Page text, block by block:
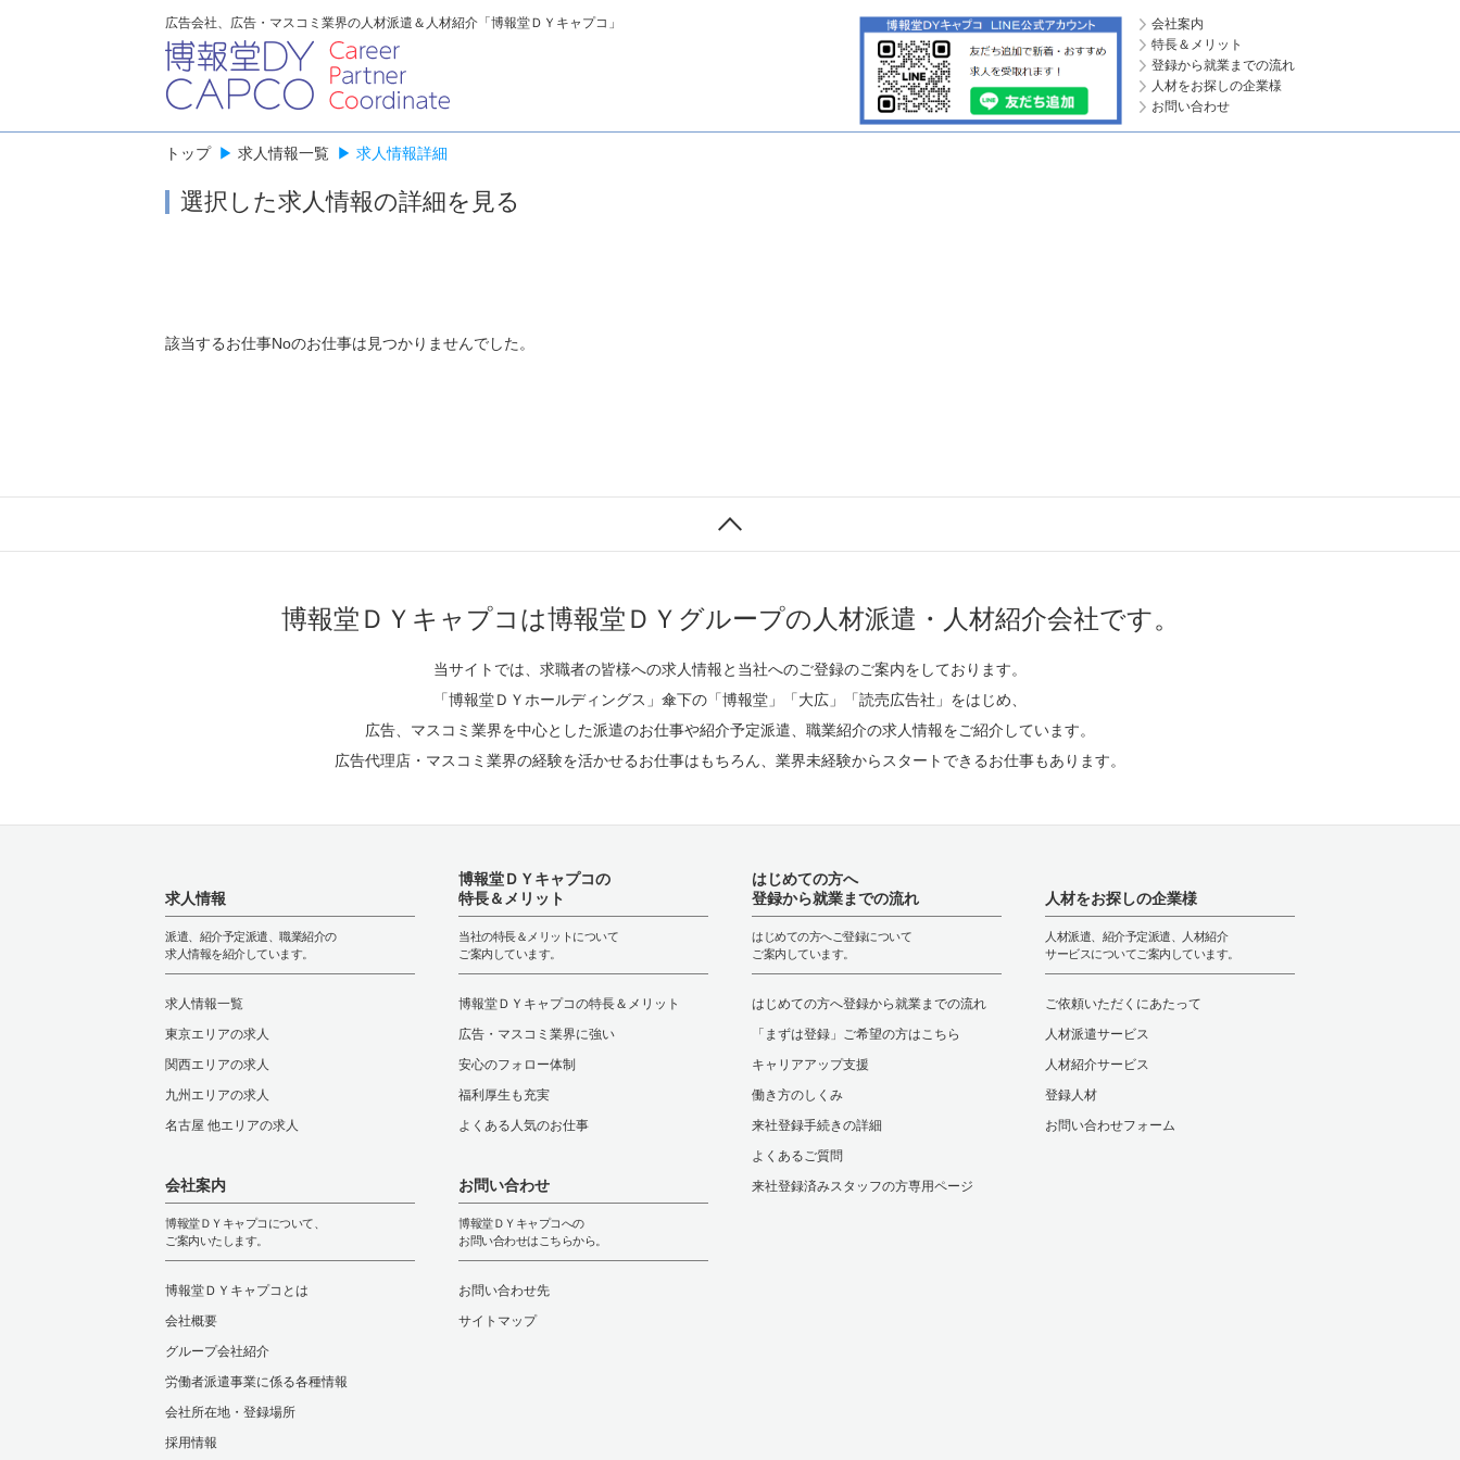
広告会社、広告・マスコミ業界の人材派遣＆人材紹介「博報堂ＤＹキャプコ」
会社案内
特長＆メリット
登録から就業までの流れ
人材をお探しの企業様
お問い合わせ
トップ ▶ 求人情報一覧 ▶ 求人情報詳細
選択した求人情報の詳細を見る
該当するお仕事Noのお仕事は見つかりませんでした。
博報堂ＤＹキャプコは博報堂ＤＹグループの人材派遣・人材紹介会社です。
当サイトでは、求職者の皆様への求人情報と当社へのご登録のご案内をしております。
「博報堂ＤＹホールディングス」傘下の「博報堂」「大広」「読売広告社」をはじめ、
広告、マスコミ業界を中心とした派遣のお仕事や紹介予定派遣、職業紹介の求人情報をご紹介しています。
広告代理店・マスコミ業界の経験を活かせるお仕事はもちろん、業界未経験からスタートできるお仕事もあります。
求人情報
派遣、紹介予定派遣、職業紹介の
求人情報を紹介しています。
求人情報一覧
東京エリアの求人
関西エリアの求人
九州エリアの求人
名古屋 他エリアの求人
会社案内
博報堂ＤＹキャプコについて、
ご案内いたします。
博報堂ＤＹキャプコとは
会社概要
グループ会社紹介
労働者派遣事業に係る各種情報
会社所在地・登録場所
採用情報
博報堂ＤＹキャプコの
特長＆メリット
当社の特長＆メリットについて
ご案内しています。
博報堂ＤＹキャプコの特長＆メリット
広告・マスコミ業界に強い
安心のフォロー体制
福利厚生も充実
よくある人気のお仕事
お問い合わせ
博報堂ＤＹキャプコへの
お問い合わせはこちらから。
お問い合わせ先
サイトマップ
はじめての方へ
登録から就業までの流れ
はじめての方へご登録について
ご案内しています。
はじめての方へ登録から就業までの流れ
「まずは登録」ご希望の方はこちら
キャリアアップ支援
働き方のしくみ
来社登録手続きの詳細
よくあるご質問
来社登録済みスタッフの方専用ページ
人材をお探しの企業様
人材派遣、紹介予定派遣、人材紹介
サービスについてご案内しています。
ご依頼いただくにあたって
人材派遣サービス
人材紹介サービス
登録人材
お問い合わせフォーム